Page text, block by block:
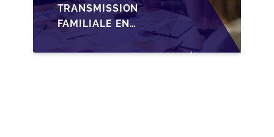
TRANSMISSION
FAMILIALE EN
WALLONIE :
NOUVELLES